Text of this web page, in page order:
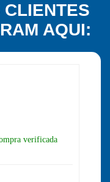
AQUI:
verificada